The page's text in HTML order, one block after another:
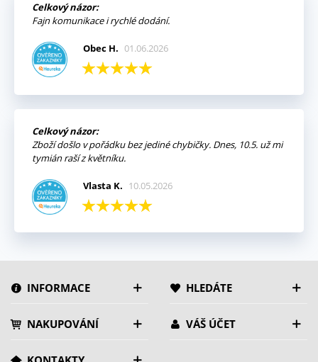
Celkový názor:
Fajn komunikace i rychlé dodání.
Obec H. 01.06.2026
Celkový názor:
Zboží došlo v pořádku bez jediné chybičky. Dnes, 10.5. už mi
tymián raší z květníku.
Vlasta K. 10.05.2026
INFORMACE HLEDÁTE
NAKUPOVÁNÍ VÁŠ ÚČET